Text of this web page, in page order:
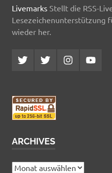
Livemarks Stellt die RSS-
Lesezeichenunterstützung
wieder her.
Twitter
MCDP
Twitter
Musicradiostation
InstagramYouTube
ARCHIVES
Archives